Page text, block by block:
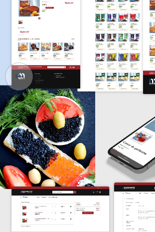
ПРО НАС
ПОРТФОЛІО
БРИФИ
БЛОГ
КОНТАКТИ